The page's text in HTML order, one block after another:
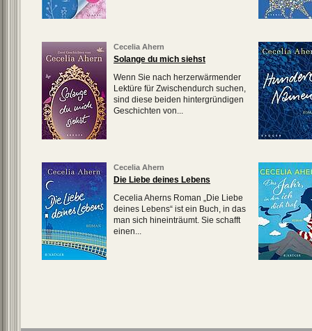
Cecelia Ahern
Solange du mich siehst
Wenn Sie nach herzerwärmender
Lektüre für Zwischendurch suchen,
sind diese beiden hintergründigen
Geschichten von...
Cecelia Ahern
Die Liebe deines Lebens
Cecelia Aherns Roman „Die Liebe
deines Lebens“ ist ein Buch, in das
man sich hineinträumt. Sie schafft
einen...